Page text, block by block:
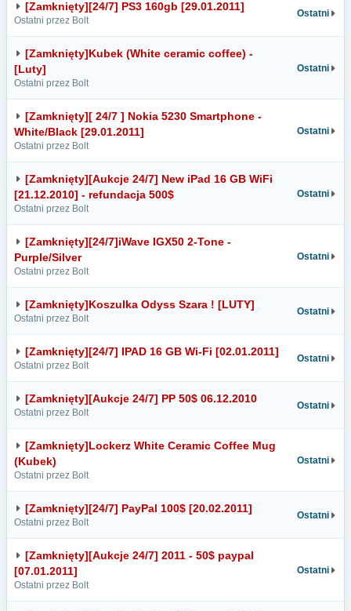
[Zamknięty][24/7] PS3 160gb [29.01.2011]
Ostatni przez Bolt
Ostatni
[Zamknięty]Kubek (White ceramic coffee) -
[Luty]
Ostatni przez Bolt
Ostatni
[Zamknięty][ 24/7 ] Nokia 5230 Smartphone -
White/Black [29.01.2011]
Ostatni przez Bolt
Ostatni
[Zamknięty][Aukcje 24/7] New iPad 16 GB WiFi
[21.12.2010] - refundacja 500$
Ostatni przez Bolt
Ostatni
[Zamknięty][24/7]iWave IGX50 2-Tone -
Purple/Silver
Ostatni przez Bolt
Ostatni
[Zamknięty]Koszulka Odyss Szara ! [LUTY]
Ostatni przez Bolt
Ostatni
[Zamknięty][24/7] IPAD 16 GB Wi-Fi [02.01.2011]
Ostatni przez Bolt
Ostatni
[Zamknięty][Aukcje 24/7] PP 50$ 06.12.2010
Ostatni przez Bolt
Ostatni
[Zamknięty]Lockerz White Ceramic Coffee Mug
(Kubek)
Ostatni przez Bolt
Ostatni
[Zamknięty][24/7] PayPal 100$ [20.02.2011]
Ostatni przez Bolt
Ostatni
[Zamknięty][Aukcje 24/7] 2011 - 50$ paypal
[07.01.2011]
Ostatni przez Bolt
Ostatni